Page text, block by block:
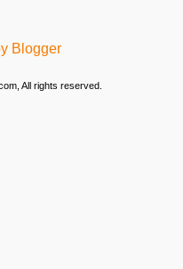
Blogger
All rights reserved.